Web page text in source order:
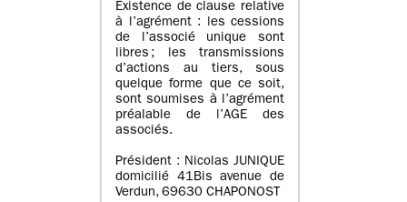
Existence de clause relative
à l’agrément : les cessions
de l’associé unique sont
libres ; les transmissions
d’actions au tiers, sous
quelque forme que ce soit,
sont soumises à l’agrément
préalable de l’AGE des
associés.
Président : Nicolas JUNIQUE
domicilié 41Bis avenue de
Verdun, 69630 CHAPONOST